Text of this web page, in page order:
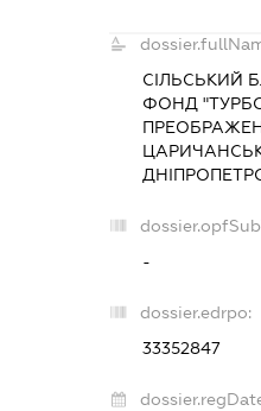
СІЛЬСЬКИЙ
ФОНД
-
dossier.edrpo:
33352847